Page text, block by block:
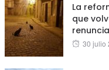
La
que
Posted
30 julio